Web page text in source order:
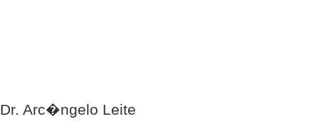
Dr. Arc�ngelo Leite